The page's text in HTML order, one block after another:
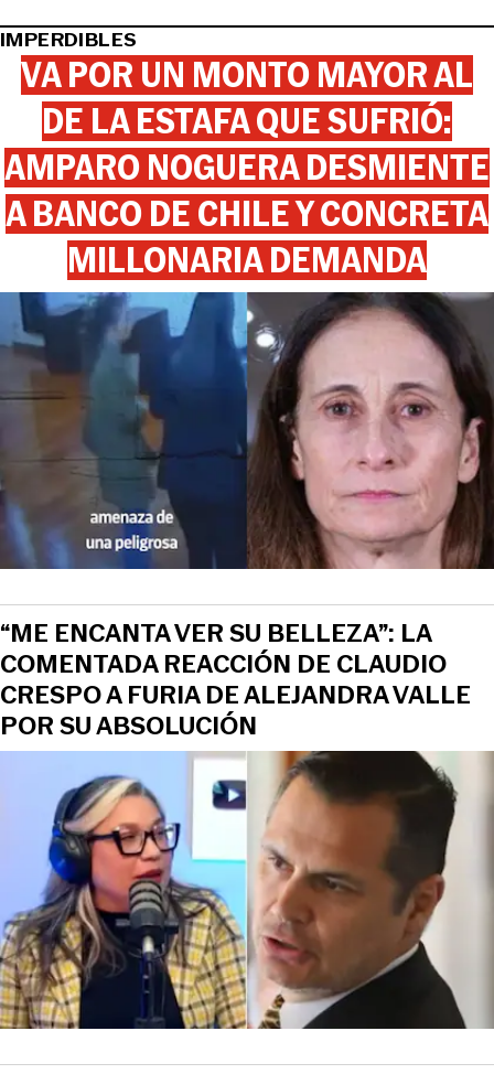
View this post on Instagram
IMPERDIBLES
VA POR UN MONTO MAYOR AL
DE LA ESTAFA QUE SUFRIÓ:
AMPARO NOGUERA DESMIENTE
A BANCO DE CHILE Y CONCRETA
MILLONARIA DEMANDA
“ME ENCANTA VER SU BELLEZA”: LA
COMENTADA REACCIÓN DE CLAUDIO
CRESPO A FURIA DE ALEJANDRA VALLE
POR SU ABSOLUCIÓN